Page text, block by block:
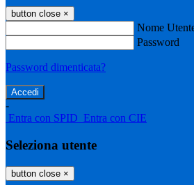
button close ×
Nome
Password
Password dimenticata?
-
Entra con SPID Entra con CIE
Seleziona utente
button close ×